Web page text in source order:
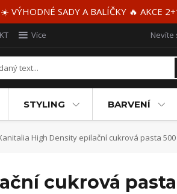
VÝHODNÉ SADY A BALÍČKY 🔥 AKCE
Více Nevíte
STYLING BARVENÍ
High Density epilační cukrová pasta 500
cukrová